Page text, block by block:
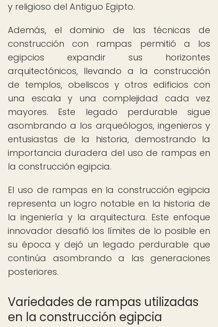
y religioso del Antiguo Egipto.
Además, el dominio de las técnicas de
construcción con rampas permitió a los
egipcios expandir sus horizontes
arquitectónicos, llevando a la construcción
de templos, obeliscos y otros edificios con
una escala y una complejidad cada vez
mayores. Este legado perdurable sigue
asombrando a los arqueólogos, ingenieros y
entusiastas de la historia, demostrando la
importancia duradera del uso de rampas en
la construcción egipcia.
El uso de rampas en la construcción egipcia
representa un logro notable en la historia de
la ingeniería y la arquitectura. Este enfoque
innovador desafió los límites de lo posible en
su época y dejó un legado perdurable que
continúa asombrando a las generaciones
posteriores.
Variedades de rampas utilizadas
en la construcción egipcia